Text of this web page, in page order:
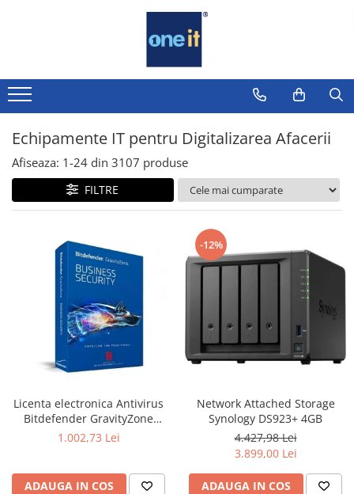
Laptop, Tablete & Telefoane
Laptop / Notebook
Notebook Consumer
Accesorii Laptop
Componente Laptop
Telefoane & accesorii
Smart Watch
Apple AirTag
Inele Smart
Ochelari Smart
Smartphone IPhone
Sisteme PC & Periferice
PC NUC
Echipamente IT pentru Digitalizarea Afacerii
Afiseaza: 1-24 din 3107 produse
FILTRE
Licenta electronica Antivirus
Bitdefender GravityZone
Business Security, 5 useri, 2
1.002,73 Lei
ADAUGA IN COS
-12%
Network Attached Storage
Synology DS923+ 4GB
4.427,98 Lei
3.899,00 Lei
ADAUGA IN COS